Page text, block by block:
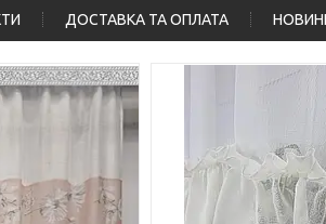
ДОСТАВКА ТА ОПЛАТА